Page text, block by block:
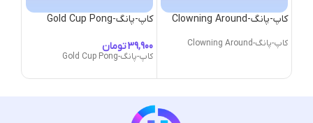
کاپ-پانگ-Clowning Around
کاپ-پانگ-Clowning Around
کاپ-پانگ-Gold Cup Pong
تومان
کاپ-پانگ-Gold Cup Pong